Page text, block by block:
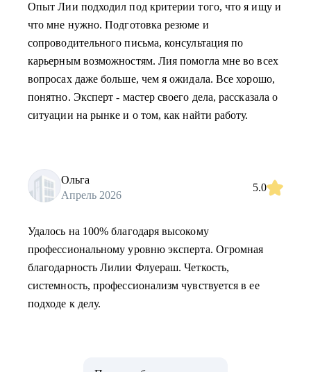
Опыт Лии подходил под критерии того, что я ищу и
что мне нужно. Подготовка резюме и
сопроводительного письма, консультация по
карьерным возможностям. Лия помогла мне во всех
вопросах даже больше, чем я ожидала. Все хорошо,
понятно. Эксперт - мастер своего дела, рассказала о
ситуации на рынке и о том, как найти работу.
Ольга
Апрель 2026
5.0
Удалось на 100% благодаря высокому
профессиональному уровню эксперта. Огромная
благодарность Лилии Флуераш. Четкость,
системность, профессионализм чувствуется в ее
подходе к делу.